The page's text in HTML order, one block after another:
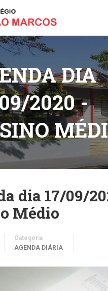
DIA
2020 -
dia 17/09/
Médio
Categoria
AGENDA DIÁRIA